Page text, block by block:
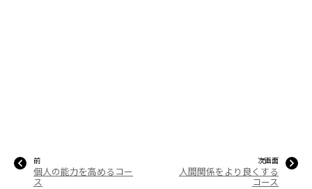
前
個人の能力を高めるコー
ス
次画面
人間関係をより良くする
コース